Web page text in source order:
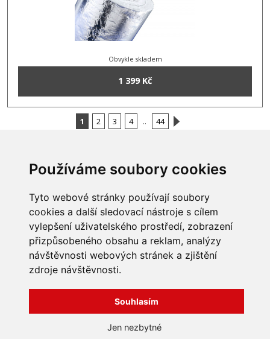
Používáme soubory cookies
Tyto webové stránky používají soubory
cookies a další sledovací nástroje s cílem
vylepšení uživatelského prostředí, zobrazení
přizpůsobeného obsahu a reklam, analýzy
návštěvnosti webových stránek a zjištění
zdroje návštěvnosti.
Souhlasím
Jen nezbytné
Obvykle skladem
1 399 Kč
1 2 3 4 .. 44
Obchodní podmínky
Zpracování a ochrana
osobních údajů
Jak nakupovat
O nás
Kontakt
Reklamace, odstoupení od
smlouvy
Všechna práva vyhrazena
Bravura s.r.o. © 2026
profesionální webové stránky: triangl web